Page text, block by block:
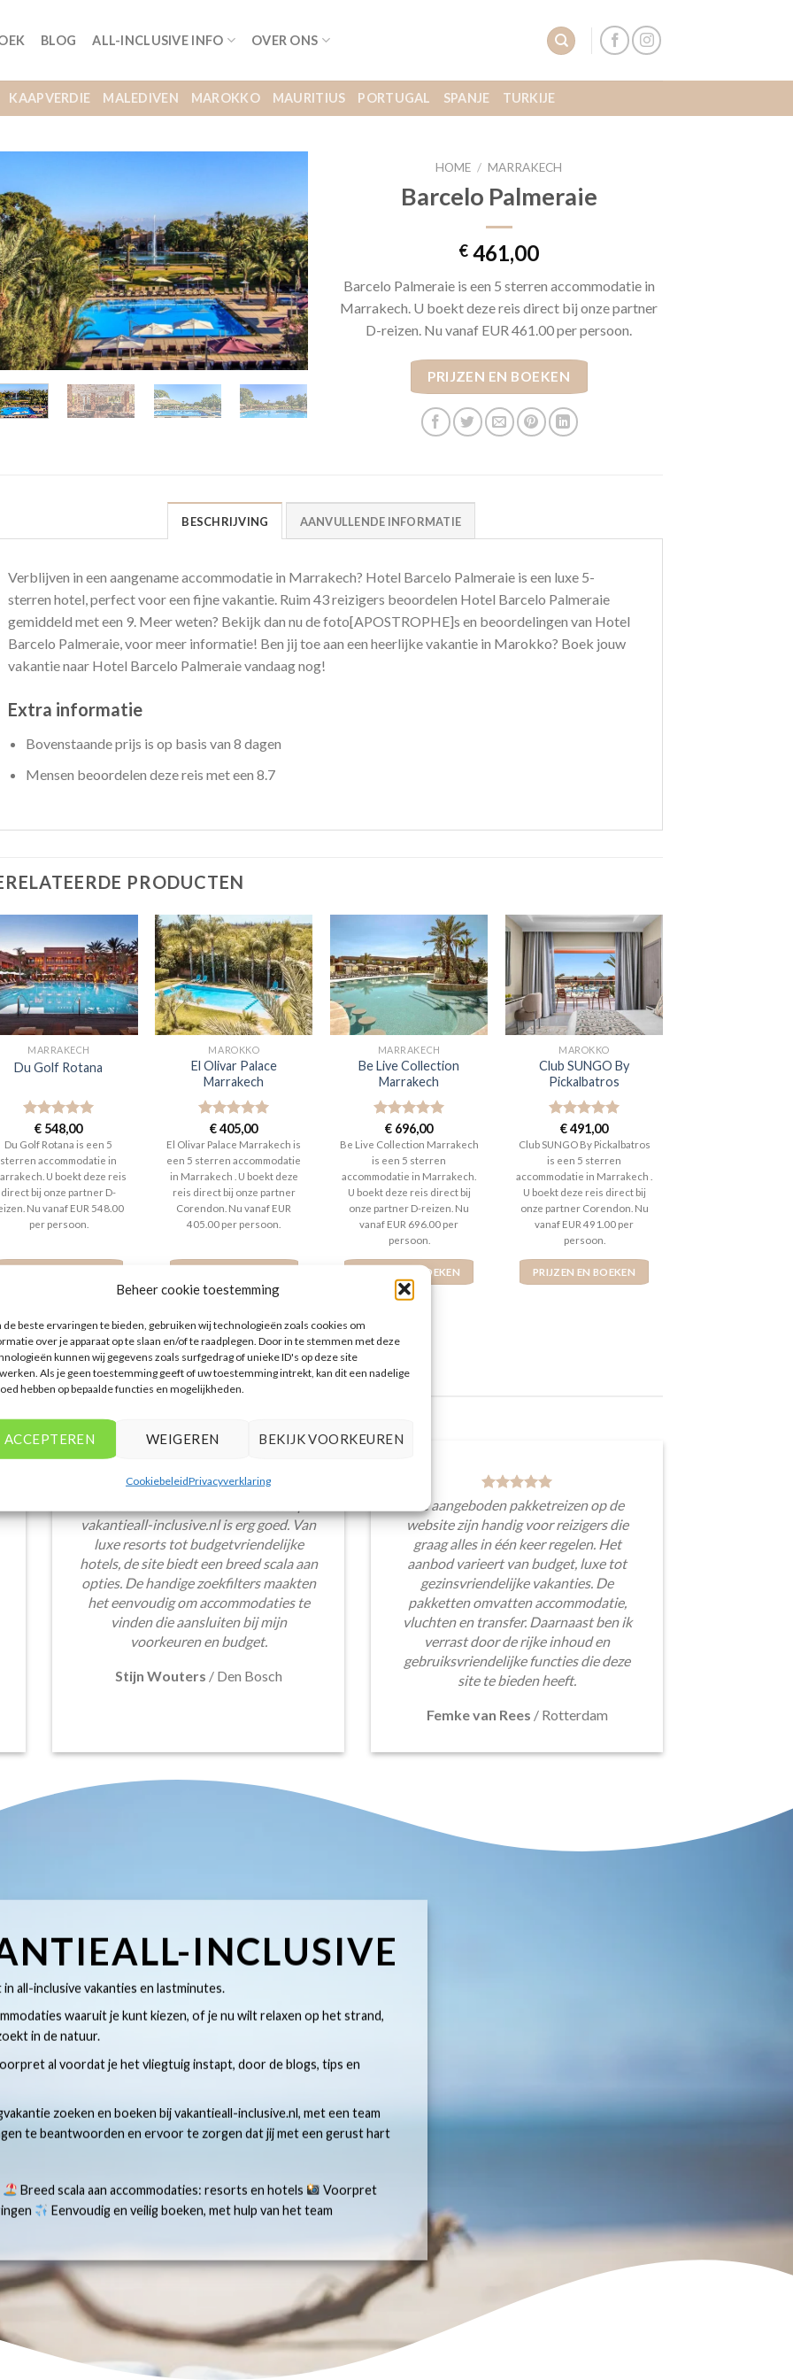
Beheer cookie toestemming
de beste ervaringen te bieden, gebruiken wij technologieën zoals cookies om
over je apparaat op te slaan en/of te raadplegen. Door in te stemmen met deze
kunnen wij gegevens zoals surfgedrag of unieke ID's op deze site
Als je geen toestemming geeft of uw toestemming intrekt, kan dit een nadelige
hebben op bepaalde functies en mogelijkheden.
ACCEPTEREN WEIGEREN BEKIJK VOORKEUREN
CookiebeleidPrivacyverklaring
BLOG ALL-INCLUSIVE INFO OVER ONS
KAAPVERDIE MALEDIVEN MAROKKO MAURITIUS PORTUGAL SPANJE TURKIJE
HOME / MARRAKECH
Barcelo Palmeraie
€ 461,00
Barcelo Palmeraie is een 5 sterren accommodatie in
Marrakech. U boekt deze reis direct bij onze partner
D-reizen. Nu vanaf EUR 461.00 per persoon.
PRIJZEN EN BOEKEN
BESCHRIJVING AANVULLENDE INFORMATIE
Verblijven in een aangename accommodatie in Marrakech? Hotel Barcelo Palmeraie is een luxe 5-
sterren hotel, perfect voor een fijne vakantie. Ruim 43 reizigers beoordelen Hotel Barcelo Palmeraie
gemiddeld met een 9. Meer weten? Bekijk dan nu de foto[APOSTROPHE]s en beoordelingen van Hotel
Barcelo Palmeraie, voor meer informatie! Ben jij toe aan een heerlijke vakantie in Marokko? Boek jouw
vakantie naar Hotel Barcelo Palmeraie vandaag nog!
Extra informatie
Bovenstaande prijs is op basis van 8 dagen
Mensen beoordelen deze reis met een 8.7
PRODUCTEN
MARRAKECH
Du Golf Rotana
Gewaardeerd
5uit 5
€ 548,00
Du Golf Rotana is een 5
sterren accommodatie in
U boekt deze reis
direct bij onze partner D-
Nu vanaf EUR 548.00
per persoon.
MAROKKO
El Olivar Palace
Marrakech
Gewaardeerd
5uit 5
€405,00
El Olivar Palace Marrakech is
een 5 sterren accommodatie
in Marrakech . U boekt deze
reis direct bij onze partner
Corendon. Nu vanaf EUR
405.00 per persoon.
MARRAKECH
Be Live Collection
Marrakech
Gewaardeerd
5uit 5
€ 696,00
Be Live Collection Marrakech
is een 5 sterren
accommodatie in Marrakech.
U boekt deze reis direct bij
onze partner D-reizen. Nu
vanaf EUR 696.00 per
persoon.
PRIJZEN EN BOEKEN
MAROKKO
Club SUNGO By
Pickalbatros
Gewaardeerd
5uit 5
€491,00
Club SUNGO By Pickalbatros
is een 5 sterren
accommodatie in Marrakech .
U boekt deze reis direct bij
onze partner Corendon. Nu
vanaf EUR 491.00 per
persoon.
PRIJZEN EN BOEKEN
WAT ZE OVER ONS ZEGGEN
vakantieall-inclusive.nl is erg goed. Van
luxe resorts tot budgetvriendelijke
hotels, de site biedt een breed scala aan
opties. De handige zoekfilters maakten
het eenvoudig om accommodaties te
vinden die aansluiten bij mijn
voorkeuren en budget.
Stijn Wouters / Den Bosch
De aangeboden pakketreizen op de
website zijn handig voor reizigers die
graag alles in één keer regelen. Het
aanbod varieert van budget, luxe tot
gezinsvriendelijke vakanties. De
pakketten omvatten accommodatie,
vluchten en transfer. Daarnaast ben ik
verrast door de rijke inhoud en
gebruiksvriendelijke functies die deze
site te bieden heeft.
Femke van Rees / Rotterdam
INCLUSIVE
all-inclusive vakanties en lastminutes.
waaruit je kunt kiezen, of je nu wilt relaxen op het strand,
in de natuur.
al voordat je het vliegtuig instapt, door de blogs, tips en
zoeken en boeken bij vakantieall-inclusive.nl, met een team
te beantwoorden en ervoor te zorgen dat jij met een gerust hart
Breed scala aan accommodaties: resorts en hotels
Voorpret
Eenvoudig en veilig boeken, met hulp van het team